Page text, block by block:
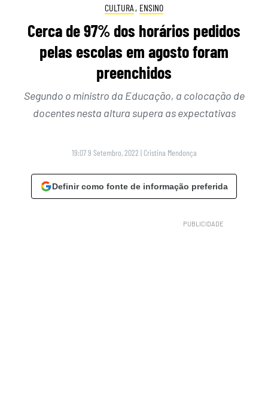
CULTURA , ENSINO
Cerca de 97% dos horários pedidos
pelas escolas em agosto foram
preenchidos
Segundo o ministro da Educação, a colocação de
docentes nesta altura supera as expectativas
19:07 9 Setembro, 2022 | Cristina Mendonça
Definir como fonte de informação preferida